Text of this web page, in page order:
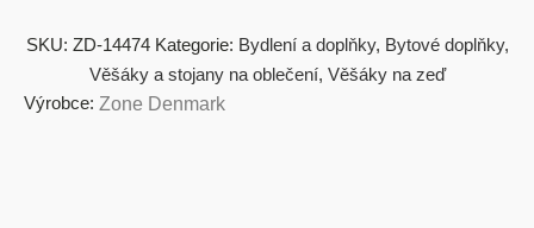
SKU: ZD-14474 Kategorie: Bydlení a doplňky, Bytové doplňky,
Věšáky a stojany na oblečení, Věšáky na zeď
Výrobce: Zone Denmark